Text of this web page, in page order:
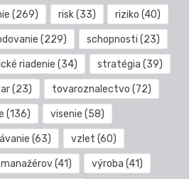
(269) risk(33) riziko (40)
(229) schopnosti (23)
riadenie (34) stratégia (39)
(23) tovaroznalectvo (72)
(136) visenie (58)
(63) vzlet (60)
(41) výroba (41)